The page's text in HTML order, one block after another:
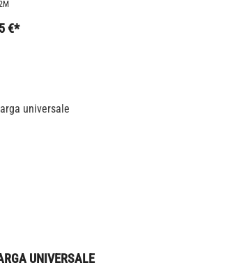
€*
UNIVERSALE